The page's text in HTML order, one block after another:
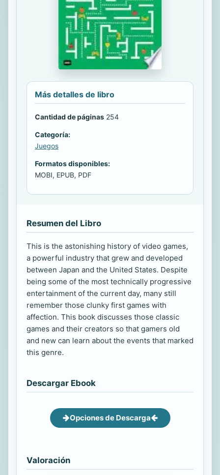
Más detalles de libro
Cantidad de páginas 254
Categoría:
Juegos
Formatos disponibles:
MOBI, EPUB, PDF
Resumen del Libro
This is the astonishing history of video games,
a powerful industry that grew and developed
between Japan and the United States. Despite
being some of the most technically progressive
entertainment of the current day, many still
remember those clunky first games with
affection. This book discusses those classic
games and their creators so that gamers old
and new can learn about the events that marked
this genre.
Descargar Ebook
Opciones de Descarga
Valoración